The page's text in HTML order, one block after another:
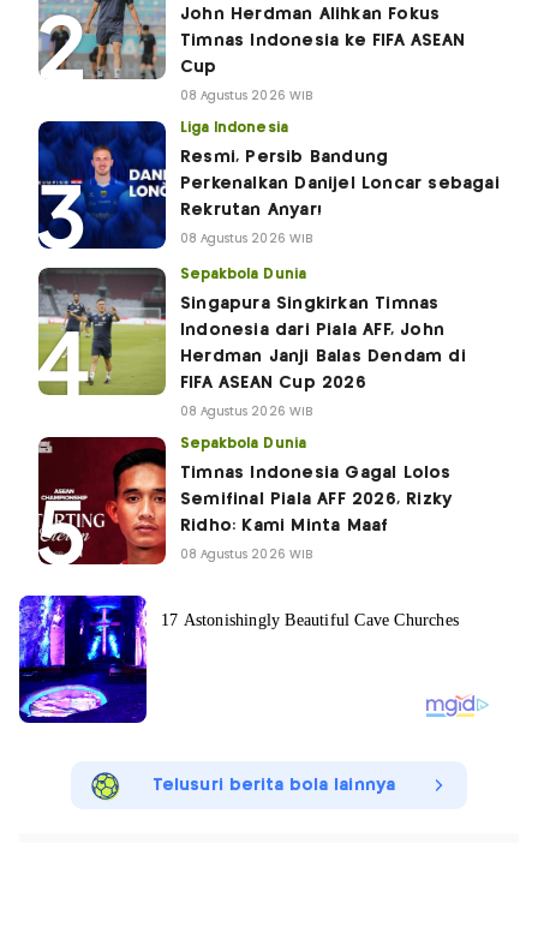
John Herdman Alihkan Fokus
Timnas Indonesia ke FIFA ASEAN
Cup
08 Agustus 2026 WIB
Liga Indonesia
Resmi, Persib Bandung
Perkenalkan Danijel Loncar sebagai
Rekrutan Anyar!
08 Agustus 2026 WIB
Sepakbola Dunia
Singapura Singkirkan Timnas
Indonesia dari Piala AFF, John
Herdman Janji Balas Dendam di
FIFA ASEAN Cup 2026
08 Agustus 2026 WIB
Sepakbola Dunia
Timnas Indonesia Gagal Lolos
Semifinal Piala AFF 2026, Rizky
Ridho: Kami Minta Maaf
08 Agustus 2026 WIB
Telusuri berita bola lainnya